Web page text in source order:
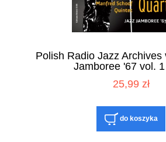
Polish Radio Jazz Archives
Jamboree '67 vol.
25,99 zł
do koszyka